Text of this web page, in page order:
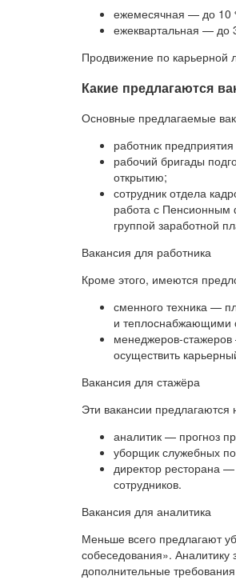
ежемесячная — до 10
ежеквартальная — до
Продвижение по карьерной
Какие предлагаются
Основные предлагаемые
работник
рабочий бригады
открытию;
сотрудник отдела
работа с Пенсионным
группой заработной
Вакансия для работника
Кроме этого, имеются
сменного техника —
и теплоснабжающими
менеджеров-
осуществить
Вакансия для стажёра
Эти вакансии предлагаются
аналитик — прогноз
уборщик служебных
директор ресторана
сотрудников.
Вакансия для аналитика
Меньше всего предлагают
собеседования».
дополнительные